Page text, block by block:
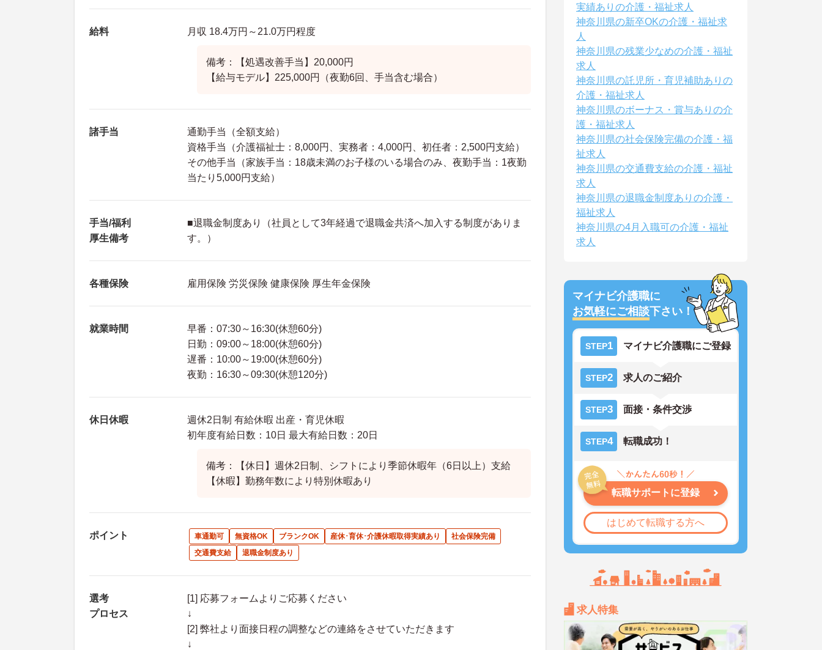
給料 月収 18.4万円～21.0万円程度
備考：【処遇改善手当】20,000円
【給与モデル】225,000円（夜勤6回、手当含む場合）
諸手当
通勤手当（全額支給）
資格手当（介護福祉士：8,000円、実務者：4,000円、初任者：2,500円支給）
その他手当（家族手当：18歳未満のお子様のいる場合のみ、夜勤手当：1夜勤
当たり5,000円支給）
手当/福利
厚生備考
■退職金制度あり（社員として3年経過で退職金共済へ加入する制度がありま
す。）
各種保険 雇用保険 労災保険 健康保険 厚生年金保険
就業時間
早番：07:30～16:30(休憩60分)
日勤：09:00～18:00(休憩60分)
遅番：10:00～19:00(休憩60分)
夜勤：16:30～09:30(休憩120分)
休日休暇
週休2日制 有給休暇 出産・育児休暇
初年度有給日数：10日 最大有給日数：20日
備考：【休日】週休2日制、シフトにより季節休暇年（6日以上）支給
【休暇】勤務年数により特別休暇あり
ポイント 車通勤可 無資格OK ブランクOK 産休･育休･介護休暇取得実績あり
社会保険完備
交通費支給
退職金制度あり
選考
プロセス
[1] 応募フォームよりご応募ください
↓
[2] 弊社より面接日程の調整などの連絡をさせていただきます
↓
実績ありの介護・福祉求人
神奈川県の新卒OKの介護・福祉求
人
神奈川県の残業少なめの介護・福祉
求人
神奈川県の託児所・育児補助ありの
介護・福祉求人
神奈川県のボーナス・賞与ありの介
護・福祉求人
神奈川県の社会保険完備の介護・福
祉求人
神奈川県の交通費支給の介護・福祉
求人
神奈川県の退職金制度ありの介護・
福祉求人
神奈川県の4月入職可の介護・福祉
求人
マイナビ介護職に
お気軽にご相談下さい！
STEP1 マイナビ介護職にご登録
STEP2 求人のご紹介
STEP3 面接・条件交渉
STEP4 転職成功！
転職サポートに登録
はじめて転職する方へ
求人特集